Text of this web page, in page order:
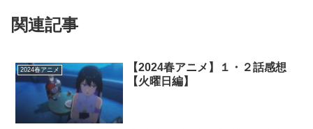
関連記事
2024春アニメ
【2024春アニメ】１・２話感想
【火曜日編】